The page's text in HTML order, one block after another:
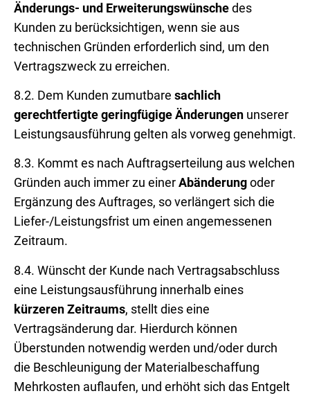
Änderungs- und Erweiterungswünsche des
Kunden zu berücksichtigen, wenn sie aus
technischen Gründen erforderlich sind, um den
Vertragszweck zu erreichen.
8.2. Dem Kunden zumutbare sachlich
gerechtfertigte geringfügige Änderungen unserer
Leistungsausführung gelten als vorweg genehmigt.
8.3. Kommt es nach Auftragserteilung aus welchen
Gründen auch immer zu einer Abänderung oder
Ergänzung des Auftrages, so verlängert sich die
Liefer-/Leistungsfrist um einen angemessenen
Zeitraum.
8.4. Wünscht der Kunde nach Vertragsabschluss
eine Leistungsausführung innerhalb eines
kürzeren Zeitraums, stellt dies eine
Vertragsänderung dar. Hierdurch können
Überstunden notwendig werden und/oder durch
die Beschleunigung der Materialbeschaffung
Mehrkosten auflaufen, und erhöht sich das Entgelt